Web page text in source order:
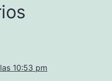
10:53 pm